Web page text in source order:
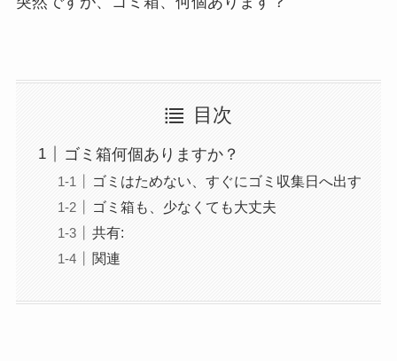
目次
ゴミ箱何個ありますか？
ゴミはためない、すぐにゴミ収集日へ出す
ゴミ箱も、少なくても大丈夫
共有:
関連